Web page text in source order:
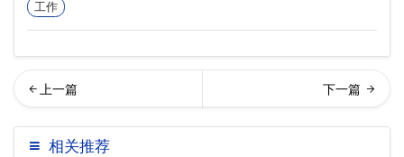
工作
南冷却塔应该如何保养？… 璃钢冷却塔漂水的原因
相关推荐